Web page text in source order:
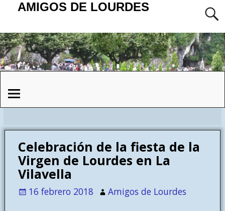
AMIGOS DE LOURDES
Celebración de la fiesta de la
Virgen de Lourdes en La
Vilavella
16 febrero 2018 Amigos de Lourdes